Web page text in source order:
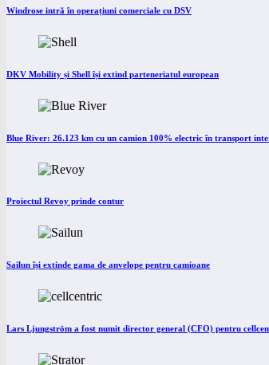
Windrose intră în operațiuni comerciale cu DSV
DKV Mobility și Shell își extind parteneriatul european
Blue River: 26.123 km cu un camion 100% electric în transport
Proiectul Revoy prinde contur
Sailun își extinde gama de anvelope pentru camioane
Lars Ljungström a fost numit director general (CFO) pentru